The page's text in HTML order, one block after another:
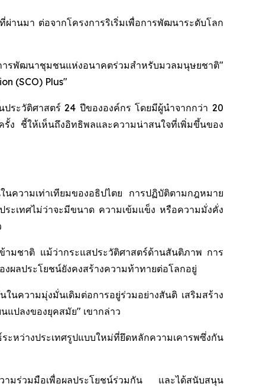
านมา ต่อจากโครงการริเริ่มเพื่อการพัฒนาระดับโลก
ารพัฒนาชุมชนแห่งอนาคตร่วมสำหรับมวลมนุษยชาติ"
(SCO) Plus"
ระวัติศาสตร์ 24 ปีขององค์กร โดยมีผู้นำจากกว่า 20
ง ชี้ให้เห็นถึงอิทธิพลและความน่าสนใจที่เพิ่มขึ้นของ
ความเท่าเทียมของอธิปไตย การปฏิบัติตามกฎหมาย
ะเทศไม่ว่าจะมีขนาด ความเข้มแข็ง หรือความมั่งคั่ง
มชาติ แม้ว่ากระแสประวัติศาสตร์ด้านสันติภาพ การ
ลประโยชน์ยังคงสร้างความท้าทายต่อโลกอยู่
ในความมุ่งมั่นเดิมต่อการอยู่ร่วมอย่างสันติ เสริมสร้าง
แปลงของยุคสมัย" เขากล่าว
หว่างประเทศรูปแบบใหม่ที่ยึดหลักความเคารพซึ่งกัน
ามร่วมมือเพื่อผลประโยชน์ร่วมกัน และได้สนับสนุน